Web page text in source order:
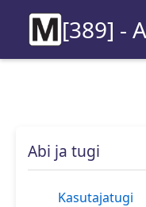
[389] -
Abi ja tugi
Kasutajatugi